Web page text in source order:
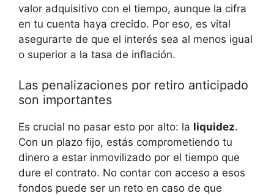
valor adquisitivo con el tiempo, aunque la cifra
en tu cuenta haya crecido. Por eso, es vital
asegurarte de que el interés sea al menos igual
o superior a la tasa de inflación.
Las penalizaciones por retiro anticipado
son importantes
Es crucial no pasar esto por alto: la liquidez.
Con un plazo fijo, estás comprometiendo tu
dinero a estar inmovilizado por el tiempo que
dure el contrato. No contar con acceso a esos
fondos puede ser un reto en caso de que